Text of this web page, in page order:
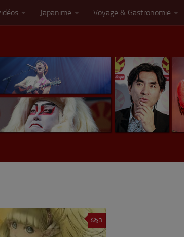
Japanime Voyage & Gastronomie
3